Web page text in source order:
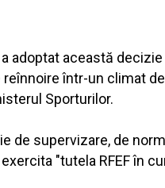
adoptat această
într-un climat
Sporturilor.
de supervizare, de
"tutela RFEF în